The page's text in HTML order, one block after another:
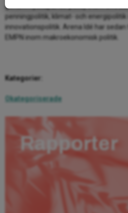
genom nyskapande policy inom
penningpolitik, klimat- och energipolitik
innovationspolitik. Arena Idé har
EMPN inom makroekonomisk politik.
Kategorier:
Okategoriserade
Rapporter